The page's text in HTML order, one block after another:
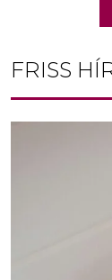
FRISS